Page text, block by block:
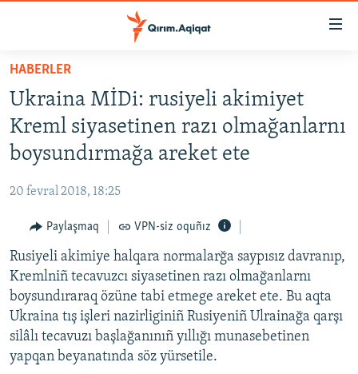
Esas
qaytmaq
Baş
navigatsiyağa
qaytmaq
Qıdıruvğa
HABERLER
SİYASET
İQTİSADİYAT
MEDENİYET
İNSAN AQLARI
VİDEO
BLOGLAR
FİKİR
HABERLER
Ukraina MİDi: rusiyeli akimiyet
Kreml siyasetinen razı olmağanlarnı
boysundırmağa areket ete
20 fevral 2018, 18:25
Paylaşmaq VPN-siz oquñız
Rusiyeli akimiye halqara normalarğa saypısız davranıp,
Kremlniñ tecavuzcı siyasetinen razı olmağanlarnı
boysundıraraq özüne tabi etmege areket ete. Bu aqta
Ukraina tış işleri nazirliginiñ Rusiyeniñ Ulrainağa qarşı
silâlı tecavuzı başlağanınıñ yıllığı munasebetinen
yapqan beyanatında söz yürsetile.